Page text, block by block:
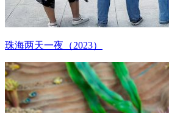
珠海两天一夜（2023）